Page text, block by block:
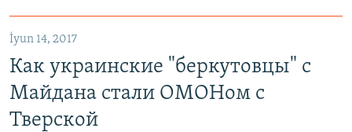
İyun 14, 2017
Как украинские "беркутовцы" с
Майдана стали ОМОНом с
Тверской